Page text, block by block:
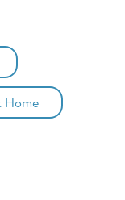
Home